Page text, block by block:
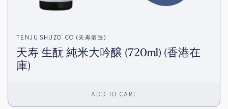
TENJU SHUZO.CO (天寿酒造)
天寿 生酛 純米大吟醸 (720ml) (香港在
庫)
ADD TO CART